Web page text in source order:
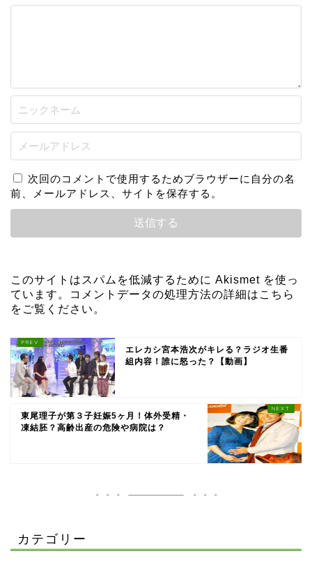
次回のコメントで使用するためブラウザーに自分の名
前、メールアドレス、サイトを保存する。
このサイトはスパムを低減するために Akismet を使っ
ています。
コメントデータの処理方法の詳細はこちら
をご覧ください 。
エレカシ宮本浩次がキレる？ラジオ生番
組内容！誰に怒った？【動画】
東尾理子が第３子妊娠5ヶ月！体外受精・
凍結胚？高齢出産の危険や病院は？
カテゴリー